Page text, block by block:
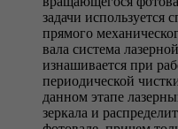
задачи используется
прямого
вала система
изнашивается при
периодической
данном этапе
зеркала и